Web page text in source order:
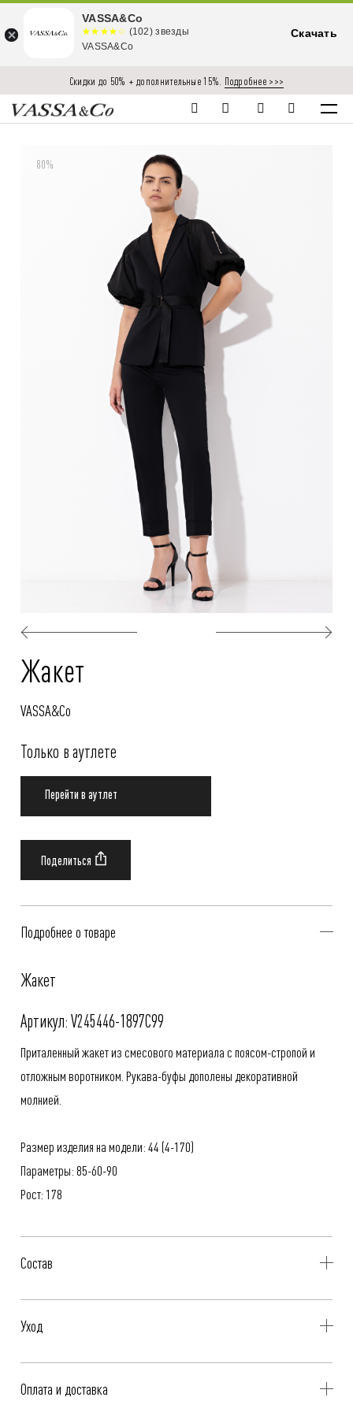
Скидки до 50% + дополнительные 15%. Подробнее >>>
80%
Жакет
VASSA&Co
Только в аутлете
Перейти в аутлет
Подробнее о товаре
Жакет
Артикул: V245446-1897C99
Приталенный жакет из смесового материала с поясом-стропой и
отложным воротником. Рукава-буфы дополены декоративной
молнией.
Размер изделия на модели: 44 (4-170)
Параметры: 85-60-90
Рост: 178
Состав
Уход
- Стирать при температуре до 30°C, не отбеливать
Оплата и доставка
VASSA&Co
☆☆☆☆☆
★★★★
★
(102) звезды
VASSA&Co
Скачать